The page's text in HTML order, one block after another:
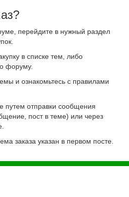
перейдите в нужный раздел
в списке тем, либо
форуму.
и ознакомьтесь с правилами
путем отправки сообщения
пост в теме) или через
заказа указан в первом посте.